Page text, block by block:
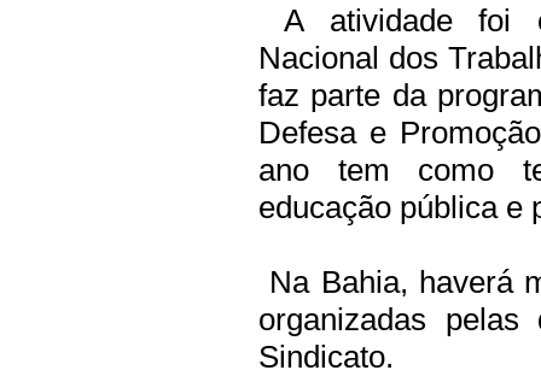
A atividade foi
Nacional dos
faz parte da
Defesa e
ano tem como
educação pública e
Na Bahia, haverá
organizadas pelas
Sindicato.